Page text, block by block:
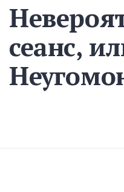
сеанс,